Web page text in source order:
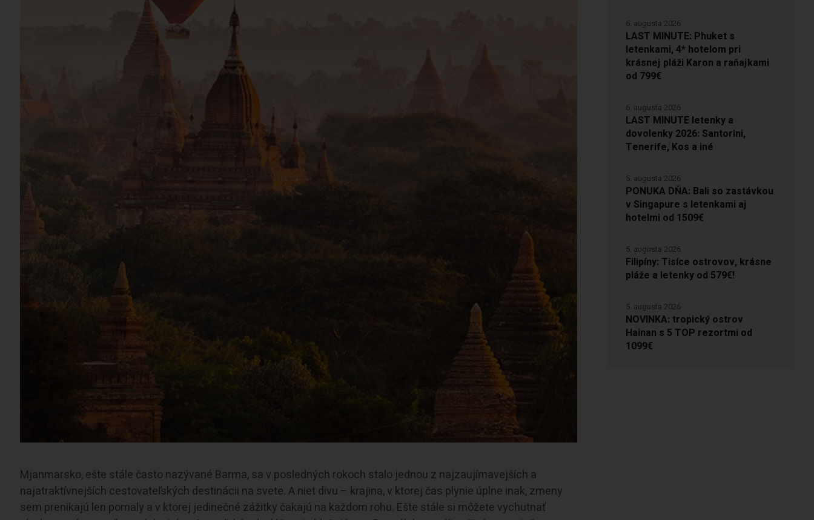
Mjanmarsko, ešte stále často nazývané Barma, sa v posledných rokoch stalo jednou z najzaujímavejších a
najatraktívnejších cestovateľských destinácii na svete. A niet divu – krajina, v ktorej čas plynie úplne inak, zmeny
sem prenikajú len pomaly a v ktorej jedinečné zážitky čakajú na každom rohu. Ešte stále si môžete vychutnať
LAST MINUTE: Phuket s
letenkami, 4* hotelom pri
krásnej pláži Karon a raňajkami
od 799€
6. augusta 2026
LAST MINUTE letenky a
dovolenky 2026: Santorini,
Tenerife, Kos a iné
6. augusta 2026
PONUKA DŇA: Bali so zastávkou
v Singapure s letenkami aj
hotelmi od 1509€
5. augusta 2026
Filipíny: Tisíce ostrovov, krásne
pláže a letenky od 579€!
5. augusta 2026
NOVINKA: tropický ostrov
Hainan s 5 TOP rezortmi od
1099€
5. augusta 2026